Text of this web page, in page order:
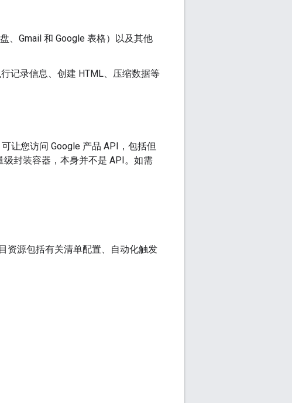
、Gmail 和 Google 表格）以及其他
记录信息、创建 HTML、压缩数据等
让您访问 Google 产品 API，包括但
封装容器，本身并不是 API。如需
资源包括有关清单配置、自动化触发